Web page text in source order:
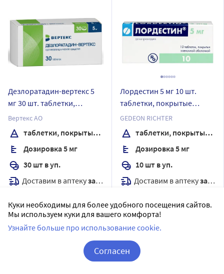
Дезлоратадин-вертекс 5
мг 30 шт. таблетки,
покрытые пленочной
оболочкой
Вертекс АО
таблетки, покрытые пленочной оболочкой
Дозировка 5 мг
30 шт в уп.
Доставим в аптекузавтра
Цена: 595 20
476₽
Лордестин 5 мг 10 шт.
таблетки, покрытые
пленочной оболочкой
GEDEON RICHTER
таблетки, покрытые пленочной оболочкой
Дозировка 5 мг
10 шт в уп.
Доставим в аптекузавтра
Цена:
Куки необходимы для более удобного посещения сайтов.
Мы используем куки для вашего комфорта!
Узнайте больше про использование cookie.
Согласен